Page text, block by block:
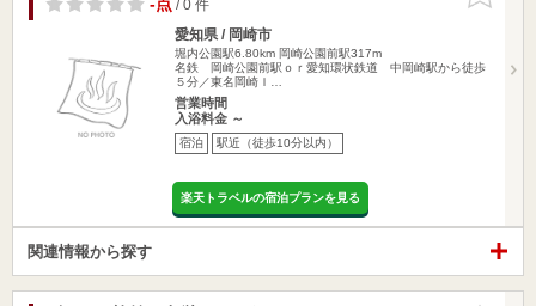
-点/ 0 件
愛知県 / 岡崎市
堀内公園駅6.80km 岡崎公園前駅317m
名鉄 岡崎公園前駅ｏｒ愛知環状鉄道 中岡崎駅から徒歩
５分／東名岡崎Ｉ…
営業時間
入浴料金 ～
宿泊 駅近（徒歩10分以内）
楽天トラベルの宿泊プランを見る
関連情報から探す